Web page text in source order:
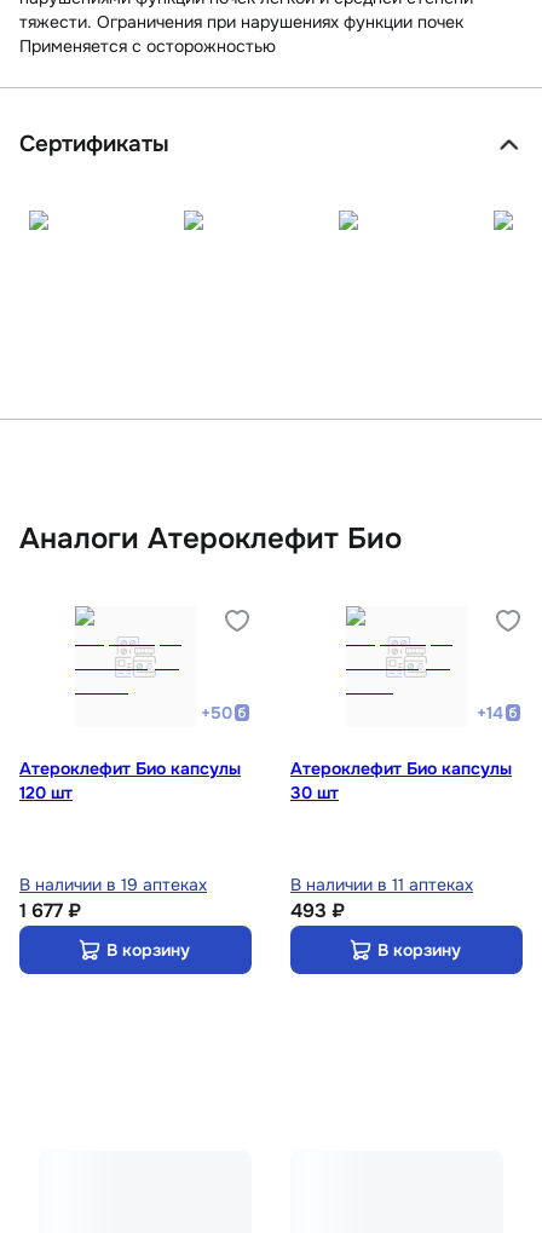
тяжести. Ограничения при нарушениях функции почек
Применяется с осторожностью
Сертификаты
Аналоги Атероклефит Био
+50
Атероклефит Био капсулы
120 шт
В наличии в 19 аптеках
1 677 ₽
В корзину
+14
Атероклефит Био капсулы
30 шт
В наличии в 11 аптеках
493 ₽
В корзину